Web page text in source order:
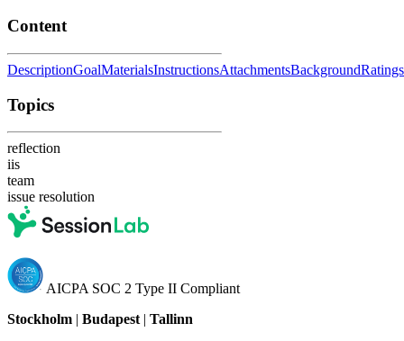
Content
DescriptionGoalMaterialsInstructionsAttachmentsBackgroundRatings
Topics
reflection
iis
team
issue resolution
AICPA SOC 2 Type II Compliant
Stockholm | Budapest | Tallinn